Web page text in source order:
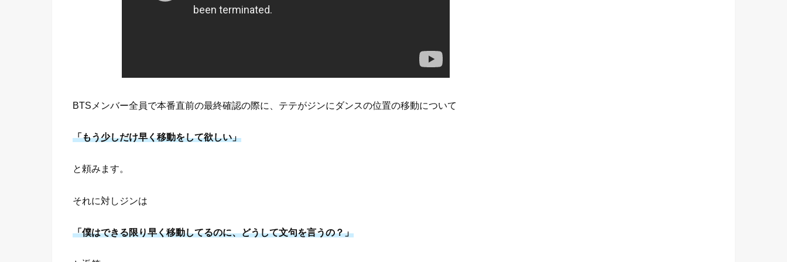
BTSメンバー全員で本番直前の最終確認の際に、テテがジンにダンスの位置の移動について
「もう少しだけ早く移動をして欲しい」
と頼みます。
それに対しジンは
「僕はできる限り早く移動してるのに、どうして文句を言うの？」